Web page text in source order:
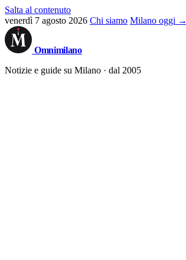
Salta al contenuto
venerdì 7 agosto 2026 Chi siamo Milano oggi →
Omnimilano
Notizie e guide su Milano · dal 2005